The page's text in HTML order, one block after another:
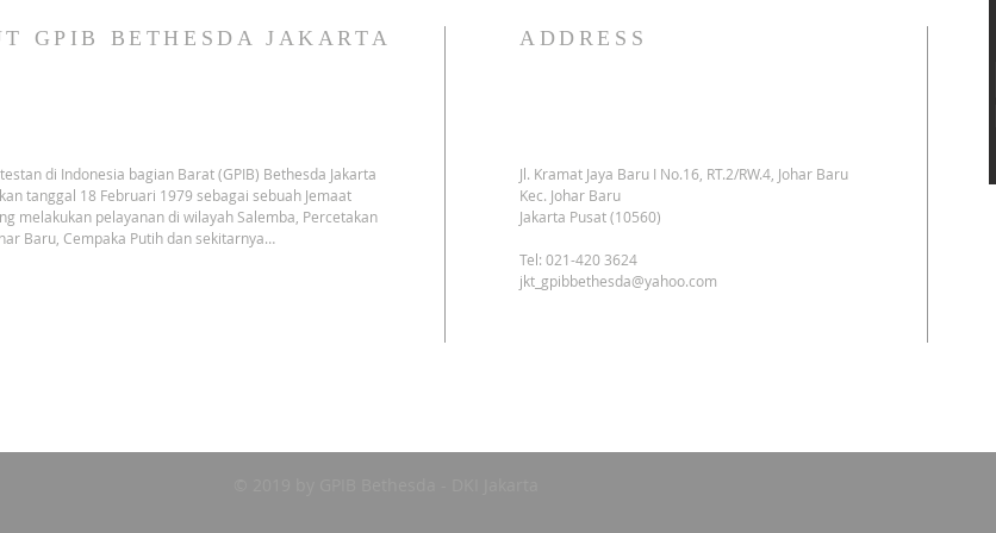
GPIB BETHESDA JAKARTA
di Indonesia bagian Barat (GPIB) Bethesda Jakarta
tanggal 18 Februari 1979 sebagai sebuah Jemaat
melakukan pelayanan di wilayah Salemba, Percetakan
Baru, Cempaka Putih dan sekitarnya…
ADDRESS
Jl. Kramat Jaya Baru I No.16, RT.2/RW.4, Johar Baru
Kec. Johar Baru
Jakarta Pusat (10560)
Tel: 021-420 3624
jkt_gpibbethesda@yahoo.com